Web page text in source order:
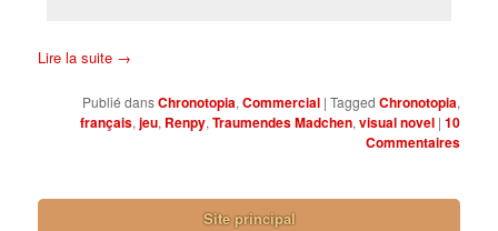
Lire la suite →
Publié dansChronotopia, Commercial | Tagged Chronotopia,
français, jeu, Renpy, Traumendes Madchen, visual novel | 10
Commentaires
Site principal